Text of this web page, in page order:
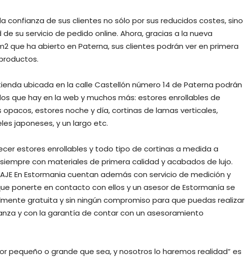
confianza de sus clientes no sólo por sus reducidos costes, sino
su servicio de pedido online. Ahora, gracias a la nueva
que ha abierto en Paterna, sus clientes podrán ver en primera
ubicada en la calle Castellón número 14 de Paterna podrán
que hay en la web y muchos más: estores enrollables de
opacos, estores noche y día, cortinas de lamas verticales,
japoneses, y un largo etc.
estores enrollables y todo tipo de cortinas a medida a
con materiales de primera calidad y acabados de lujo.
En Estormania cuentan además con servicio de medición y
ponerte en contacto con ellos y un asesor de Estormanía se
gratuita y sin ningún compromiso para que puedas realizar
y con la garantía de contar con un asesoramiento
pequeño o grande que sea, y nosotros lo haremos realidad” es